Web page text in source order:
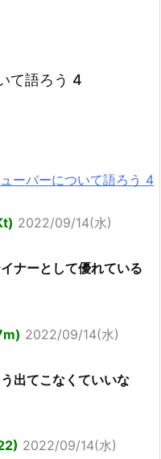
て語ろう 4
ーバーについて語ろう 4
2022/09/14(水)
ナーとして優れている
2022/09/14(水)
出てこなくていいな
2022/09/14(水)